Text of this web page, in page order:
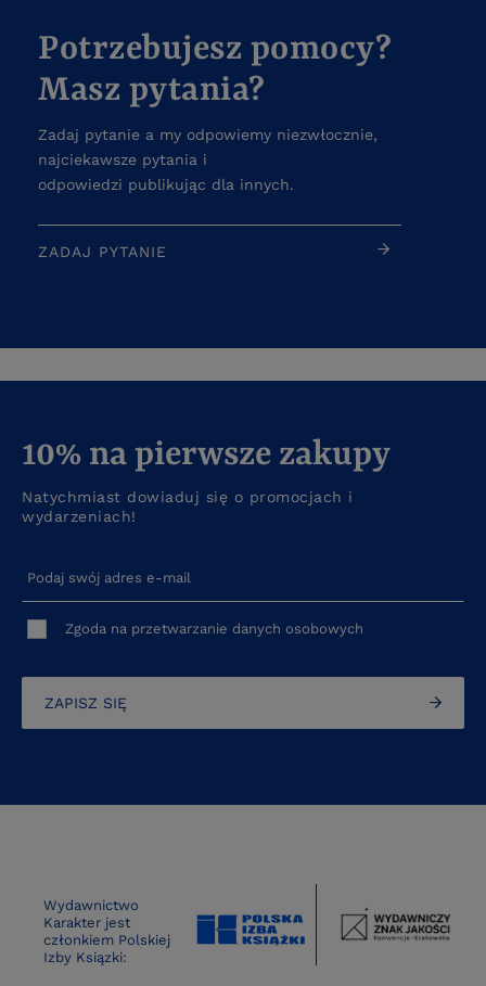
Potrzebujesz pomocy?
Masz pytania?
Zadaj pytanie a my odpowiemy niezwłocznie,
najciekawsze pytania i
odpowiedzi publikując dla innych.
ZADAJ PYTANIE
10% na pierwsze zakupy
Natychmiast dowiaduj się o promocjach i
wydarzeniach!
Podaj swój adres e-mail
Zgoda na przetwarzanie danych osobowych
ZAPISZ SIĘ
Wydawnictwo
Karakter jest
członkiem Polskiej
Izby Ksiązki: